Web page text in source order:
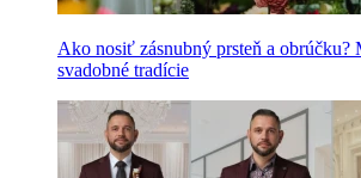
Ako nosiť zásnubný prsteň a obrúčku?
svadobné tradície